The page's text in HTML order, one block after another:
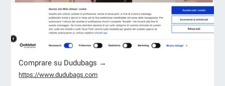
Comprare su Dudubags →
https://www.dudubags.com